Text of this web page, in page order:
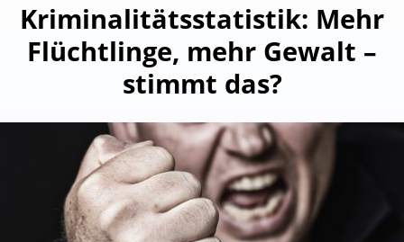
Kriminalitätsstatistik: Mehr
Flüchtlinge, mehr Gewalt –
stimmt das?